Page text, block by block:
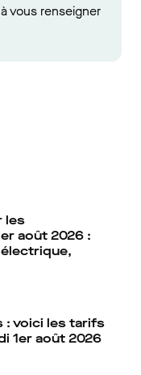
vous renseigner
les
août 2026 :
: voici les tarifs
1er août 2026